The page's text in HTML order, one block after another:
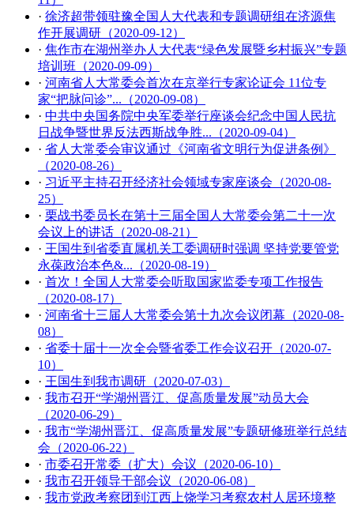
· 徐济超带领驻豫全国人大代表和专题调研组在济源焦
作开展调研（2020-09-12）
· 焦作市在湖州举办人大代表“绿色发展暨乡村振兴”专题
培训班（2020-09-09）
· 河南省人大常委会首次在京举行专家论证会 11位专
家“把脉问诊”...（2020-09-08）
· 中共中央国务院中央军委举行座谈会纪念中国人民抗
日战争暨世界反法西斯战争胜...（2020-09-04）
· 省人大常委会审议通过《河南省文明行为促进条例》
（2020-08-26）
· 习近平主持召开经济社会领域专家座谈会（2020-08-
25）
· 栗战书委员长在第十三届全国人大常委会第二十一次
会议上的讲话（2020-08-21）
· 王国生到省委直属机关工委调研时强调 坚持党要管党
永葆政治本色&...（2020-08-19）
· 首次！全国人大常委会听取国家监委专项工作报告
（2020-08-17）
· 河南省十三届人大常委会第十九次会议闭幕（2020-08-
08）
· 省委十届十一次全会暨省委工作会议召开（2020-07-
10）
· 王国生到我市调研（2020-07-03）
· 我市召开“学湖州晋江、促高质量发展”动员大会
（2020-06-29）
· 我市“学湖州晋江、促高质量发展”专题研修班举行总结
会（2020-06-22）
· 市委召开常委（扩大）会议（2020-06-10）
· 我市召开领导干部会议（2020-06-08）
· 我市党政考察团到江西上饶学习考察农村人居环境整